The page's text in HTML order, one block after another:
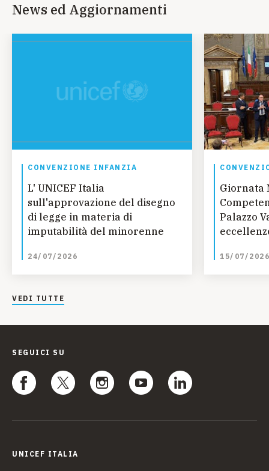
News ed Aggiornamenti
CONVENZIONE INFANZIA
L' UNICEF Italia
sull'approvazione del disegno
di legge in materia di
imputabilità del minorenne
24/07/2026
Giornata
Palazzo
15/07/2026
VEDI TUTTE
SEGUICI SU
UNICEF ITALIA